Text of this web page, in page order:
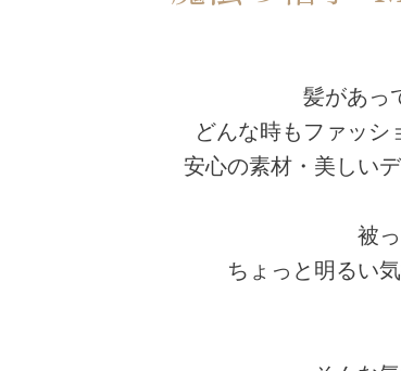
髪があっ
どんな時もファッシ
安心の素材・美しい
被
ちょっと明るい